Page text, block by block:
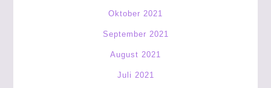
Oktober 2021
September 2021
August 2021
Juli 2021